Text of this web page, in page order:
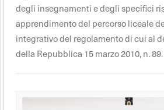
degli insegnamenti e degli specifici
apprendimento del percorso liceale
integrativo del regolamento di cui al
della Repubblica 15 marzo 2010, n. 89.